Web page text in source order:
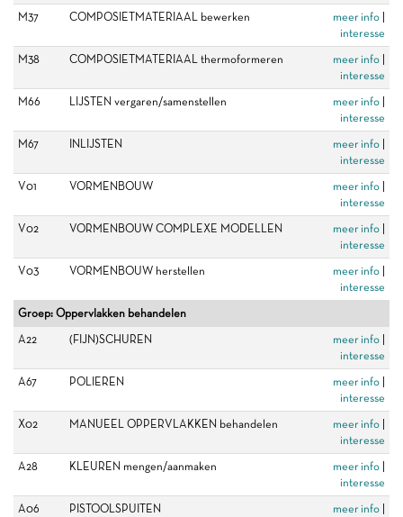
M37
COMPOSIETMATERIAAL bewerken meer info
interesse
M38
COMPOSIETMATERIAAL thermoformeren meer info
interesse
M66
LIJSTEN vergaren/samenstellen meer info
interesse
M67
INLIJSTEN meer info
interesse
V01
VORMENBOUW meer info
interesse
V02
VORMENBOUW COMPLEXE MODELLEN meer info
interesse
V03
VORMENBOUW herstellen meer info
interesse
Groep: Oppervlakken behandelen
A22
(FIJN)SCHUREN meer info
interesse
A67
POLIEREN meer info
interesse
X02
MANUEEL OPPERVLAKKEN behandelen meer info
interesse
A28
KLEUREN mengen/aanmaken meer info
interesse
A06
PISTOOLSPUITEN meer info